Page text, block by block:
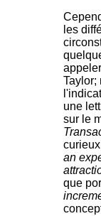
les
Taylor;
une
sur le
an
que